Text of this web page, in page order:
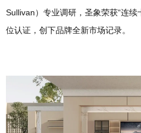
Sullivan）专业调研，圣象荣获“连
位认证，创下品牌全新市场记录。